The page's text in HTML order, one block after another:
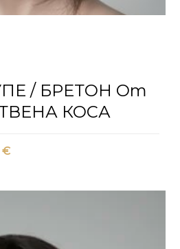
/ БРЕТОН От
КОСА
€